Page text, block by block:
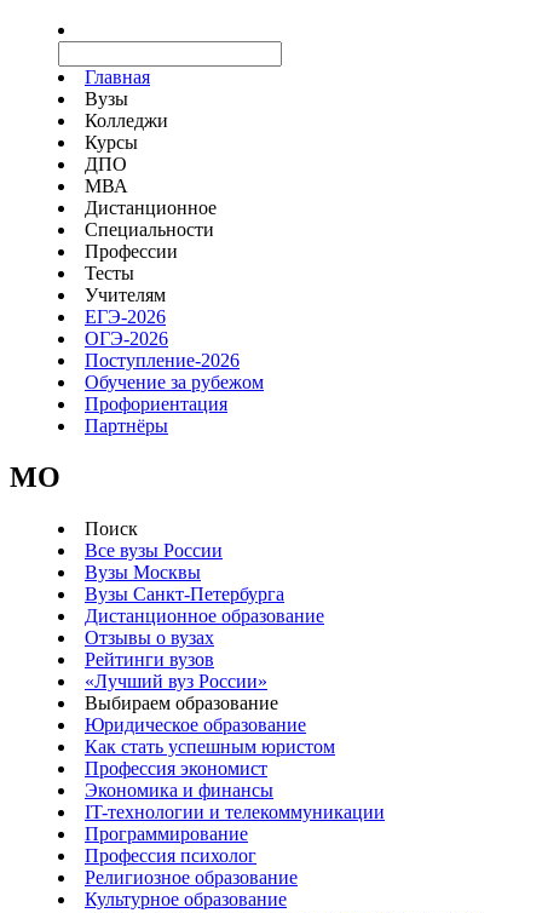
Главная
Вузы
Колледжи
Курсы
ДПО
МВА
Дистанционное
Специальности
Профессии
Тесты
Учителям
ЕГЭ-2026
ОГЭ-2026
Поступление-2026
Обучение за рубежом
Профориентация
Партнёры
MO
Поиск
Все вузы России
Вузы Москвы
Вузы Санкт-Петербурга
Дистанционное образование
Отзывы о вузах
Рейтинги вузов
«Лучший вуз России»
Выбираем образование
Юридическое образование
Как стать успешным юристом
Профессия экономист
Экономика и финансы
IT-технологии и телекоммуникации
Программирование
Профессия психолог
Религиозное образование
Культурное образование